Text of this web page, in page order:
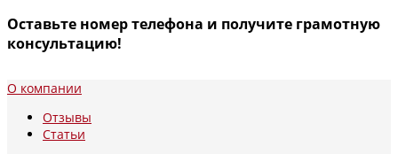
Оставьте номер телефона и получите грамотную
консультацию!
О компании
Отзывы
Статьи